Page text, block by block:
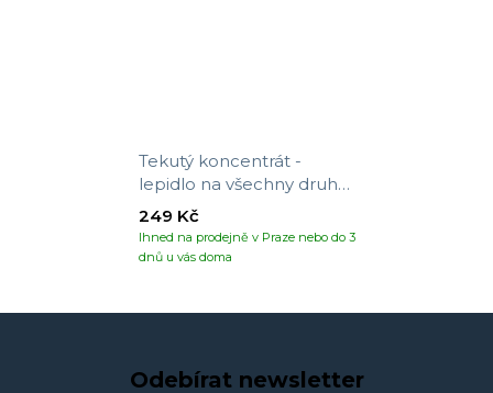
Tekutý koncentrát -
lepidlo na všechny druhy
tapet
Ihned na prodejně v Praze nebo do 3
dnů u vás doma
249 Kč
Odebírat newsletter